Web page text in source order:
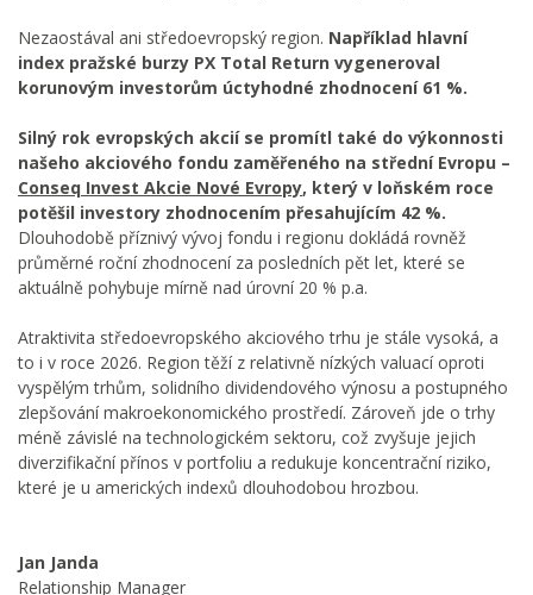
Nezaostával ani středoevropský region. Například hlavní
index pražské burzy PX Total Return vygeneroval
korunovým investorům úctyhodné zhodnocení 61 %.
Silný rok evropských akcií se promítl také do výkonnosti
našeho akciového fondu zaměřeného na střední Evropu –
Conseq Invest Akcie Nové Evropy, který v loňském roce
potěšil investory zhodnocením přesahujícím 42 %.
Dlouhodobě příznivý vývoj fondu i regionu dokládá rovněž
průměrné roční zhodnocení za posledních pět let, které se
aktuálně pohybuje mírně nad úrovní 20 % p.a.
Atraktivita středoevropského akciového trhu je stále vysoká, a
to i v roce 2026. Region těží z relativně nízkých valuací oproti
vyspělým trhům, solidního dividendového výnosu a postupného
zlepšování makroekonomického prostředí. Zároveň jde o trhy
méně závislé na technologickém sektoru, což zvyšuje jejich
diverzifikační přínos v portfoliu a redukuje koncentrační riziko,
které je u amerických indexů dlouhodobou hrozbou.
Jan Janda
Relationship Manager